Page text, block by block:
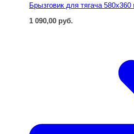
Брызговик для тягача
1 090,00 руб.